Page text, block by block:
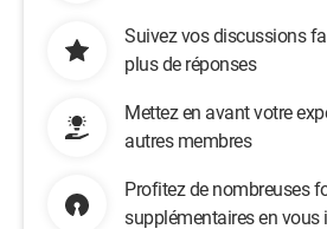
Suivez vos discussions
plus de réponses
Mettez en avant votre
autres membres
Profitez de nombreuses
supplémentaires en vous